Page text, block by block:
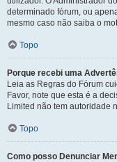
determinado fórum, ou
mesmo caso não saiba o
Topo
Porque recebi uma
Leia as Regras do Fórum
Favor, note que esta é a
Limited não tem autoridade
Topo
Como posso Denunciar